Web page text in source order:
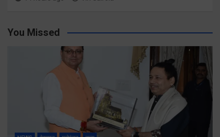
You Missed